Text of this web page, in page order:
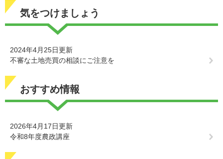
気をつけましょう
2024年4月25日更新
不審な土地売買の相談にご注意を
おすすめ情報
2026年4月17日更新
令和8年度農政講座